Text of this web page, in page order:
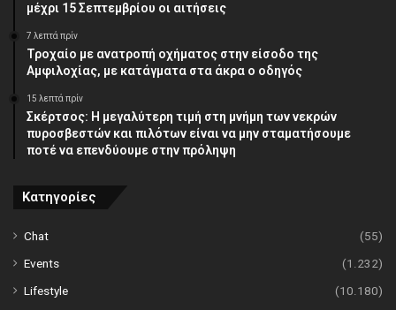
μέχρι 15 Σεπτεμβρίου οι αιτήσεις
7 λεπτά πρίν
Τροχαίο με ανατροπή οχήματος στην είσοδο της
Αμφιλοχίας, με κατάγματα στα άκρα ο οδηγός
15 λεπτά πρίν
Σκέρτσος: Η μεγαλύτερη τιμή στη μνήμη των νεκρών
πυροσβεστών και πιλότων είναι να μην σταματήσουμε
ποτέ να επενδύουμε στην πρόληψη
Κατηγορίες
Chat
(55)
Events
(1.232)
Lifestyle
(10.180)